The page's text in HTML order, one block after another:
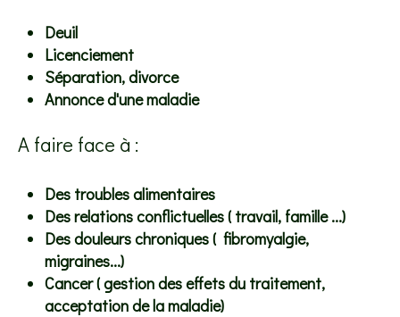
Deuil
Licenciement
Séparation, divorce
Annonce d'une maladie
A faire face à :
Des troubles alimentaires
Des relations conflictuelles ( travail, famille ...)
Des douleurs chroniques ( fibromyalgie,
migraines...)
Cancer ( gestion des effets du traitement,
acceptation de la maladie)